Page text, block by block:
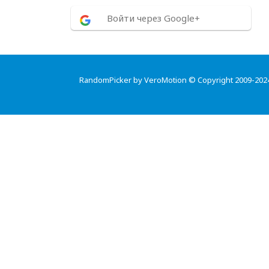
Войти через Google+
RandomPicker by VeroMotion © Copyright 2009-